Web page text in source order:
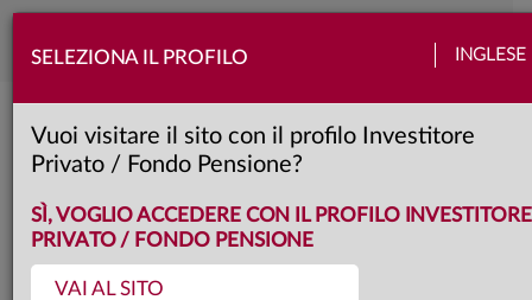
SELEZIONA IL PROFILO INGLESE
Vuoi visitare il sito con il profilo Investitore
Privato / Fondo Pensione?
SÌ, VOGLIO ACCEDERE CON IL PROFILO INVESTITORE
PRIVATO / FONDO PENSIONE
VAI AL SITO
Toggle
Anima Traguardo Obbligazionario
Classe: unica